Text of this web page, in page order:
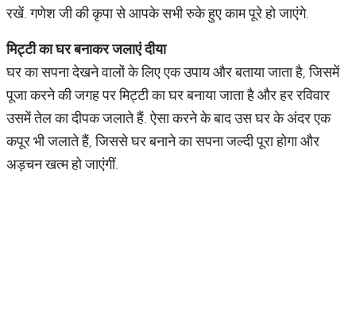
रखें. गणेश जी की कृपा से आपके सभी रुके हुए काम पूरे हो जाएंगे.
मिट्टीकाघरबनाकरजलाएंदीया
घर का सपना देखने वालों के लिए एक उपाय और बताया जाता है, जिसमें
पूजा करने की जगह पर मिट्टी का घर बनाया जाता है और हर रविवार
उसमें तेल का दीपक जलाते हैं. ऐसा करने के बाद उस घर के अंदर एक
कपूर भी जलाते हैं, जिससे घर बनाने का सपना जल्दी पूरा होगा और
अड़चन खत्म हो जाएंगीं.